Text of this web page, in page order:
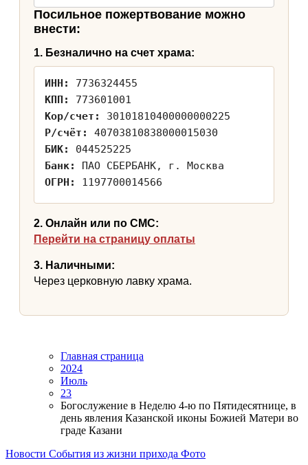
Посильное пожертвование можно
внести:
1. Безналично на счет храма:
ИНН:
7736324455
КПП:
773601001
Кор/счет:
30101810400000000225
Р/счёт:
40703810838000015030
БИК:
044525225
Банк:
ПАО СБЕРБАНК, г. Москва
ОГРН:
1197700014566
2. Онлайн или по СМС:
Перейти на страницу оплаты
3. Наличными:
Через церковную лавку храма.
Главная страница
2024
Июль
23
Богослужение в Неделю 4-ю по Пятидесятнице, в
день явления Казанской иконы Божией Матери во
граде Казани
Новости События из жизни прихода Фото